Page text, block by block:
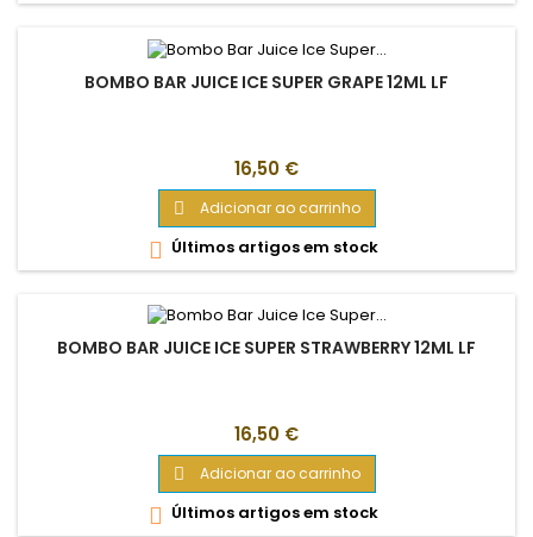
BOMBO BAR JUICE ICE SUPER GRAPE 12ML LF
Preço
16,50 €
 Adicionar ao carrinho
 Últimos artigos em stock
BOMBO BAR JUICE ICE SUPER STRAWBERRY 12ML LF
Preço
16,50 €
 Adicionar ao carrinho
 Últimos artigos em stock